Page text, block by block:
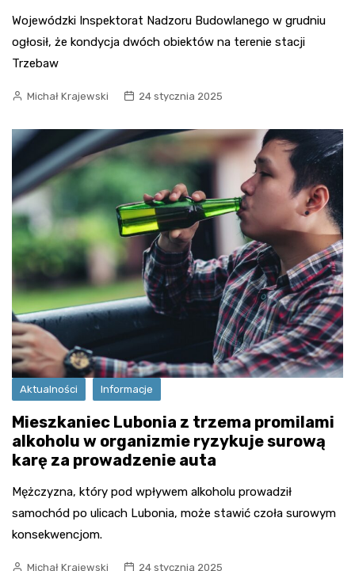
Wojewódzki Inspektorat Nadzoru Budowlanego w grudniu
ogłosił, że kondycja dwóch obiektów na terenie stacji
Trzebaw
Michał Krajewski 24 stycznia 2025
Aktualności Informacje
Mieszkaniec Lubonia z trzema promilami
alkoholu w organizmie ryzykuje surową
karę za prowadzenie auta
Mężczyzna, który pod wpływem alkoholu prowadził
samochód po ulicach Lubonia, może stawić czoła surowym
konsekwencjom.
Michał Krajewski 24 stycznia 2025